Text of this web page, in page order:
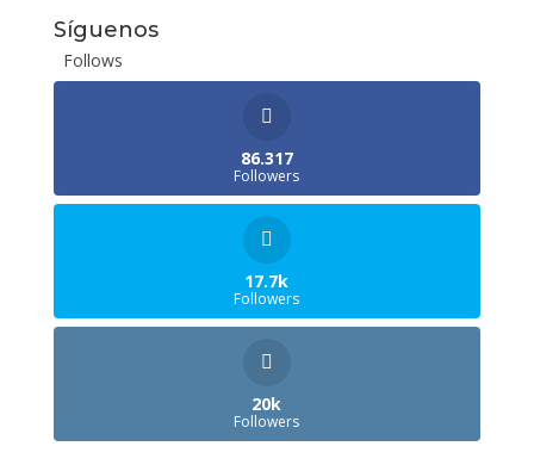
Síguenos
Follows
86.317
Followers
17.7k
Followers
20k
Followers